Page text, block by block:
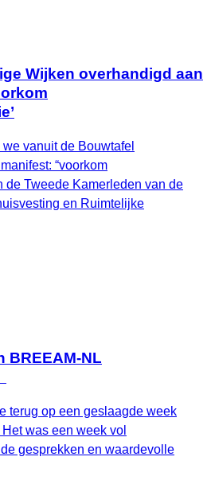
Wijken overhandigd aan
vanuit de Bouwtafel
“voorkom
de Tweede Kamerleden van de
en Ruimtelijke
BREEAM-NL
terug op een geslaagde week
was een week vol
gesprekken en waardevolle